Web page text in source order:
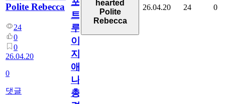
Polite Rebecca
24
0
0
26.04.20
0
댓글
트
루
이
지
애
나
총
hearted
Polite
Rebecca
26.04.20 24 0